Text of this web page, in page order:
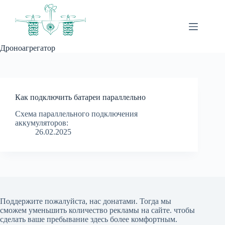
Дроноагрегатор
Как подключить батареи параллельно
Схема параллельного подключения
аккумуляторов:
26.02.2025
Поддержите пожалуйста, нас донатами. Тогда мы
сможем уменьшить количество рекламы на сайте. чтобы
сделать ваше пребывание здесь более комфортным.